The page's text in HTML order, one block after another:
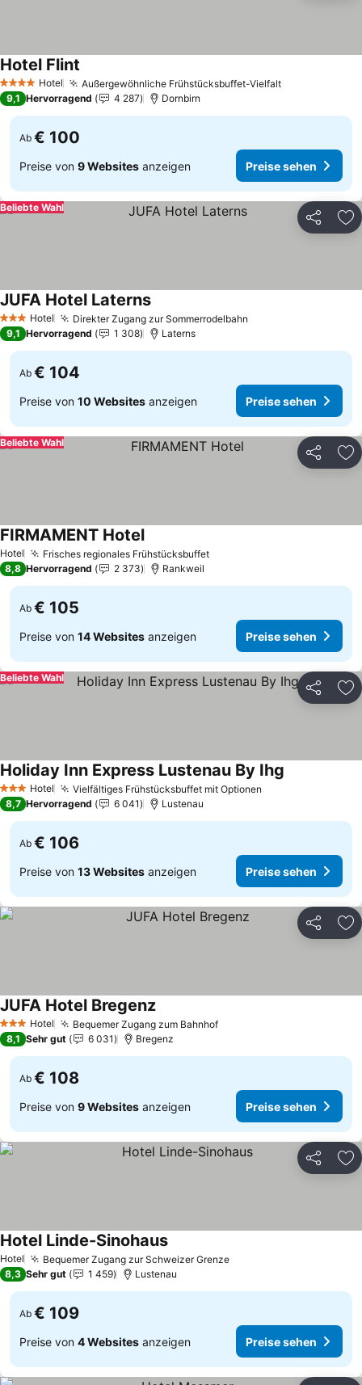
4 Sterne Hotel Außergewöhnliche Frühstücksbuffet-VielfaltPreise sehen
Hotel Flint
9,1 Hervorragend 4 287 Dornbirn
Ab € 100
Preise von 9 Websites anzeigen Preise sehen
Teilen
Beliebte Wahl
3 SterneHotel Direkter Zugang zur Sommerrodelbahn
JUFA Hotel LaternsPreise sehen
9,1 Hervorragend 1 308 Laterns
Ab € 104
Preise von 10 Websites anzeigen Preise sehen
Teilen
Beliebte Wahl
Hotel Frisches regionales FrühstücksbuffetPreise sehen
FIRMAMENT HotelPreise sehen
8,8 Hervorragend 2 373 Rankweil
Ab € 105
Preise von 14 Websites anzeigen Preise sehen
Teilen
Beliebte Wahl
3 SterneHotel Vielfältiges Frühstücksbuffet mit Optionen
Holiday Inn Express Lustenau By Ihg
8,7 Hervorragend 6 041 Lustenau
Ab € 106
Preise von 13 Websites anzeigen Preise sehen
Teilen
3 SterneHotel Bequemer Zugang zum BahnhofPreise sehen
JUFA Hotel BregenzPreise sehen
8,1 Sehr gut 6 031 Bregenz
Ab € 108
Preise von 9 Websites anzeigen Preise sehen
Teilen
Hotel Bequemer Zugang zur Schweizer GrenzePreise sehen
Hotel Linde-SinohausPreise sehen
8,3 Sehr gut 1 459 Lustenau
Ab € 109
Preise von 4 Websites anzeigen Preise sehen